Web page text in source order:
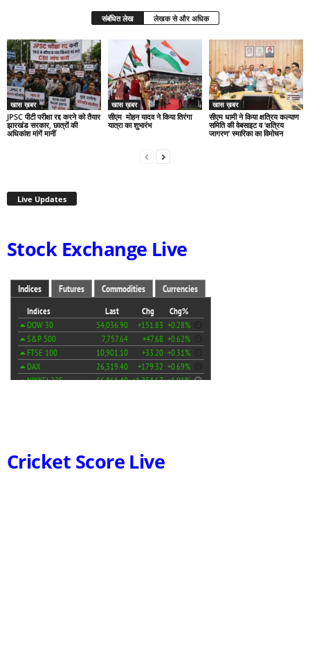
संबंधित लेख लेखक से और अधिक
खास ख़बर
JPSC पीटी परीक्षा रद्द करने को तैयार
झारखंड सरकार, छात्रों की
अधिकांश मांगें मानीं
खास ख़बर
सीएम मोहन यादव ने किया तिरंगा
यात्रा का शुभारंभ
खास ख़बर
सीएम धामी ने किया क्षत्रिय कल्याण
समिति की वेबसाइट व ‘क्षत्रिय
जागरण’ स्मारिका का विमोचन
Live Updates
Stock Exchange Live
Cricket Score Live